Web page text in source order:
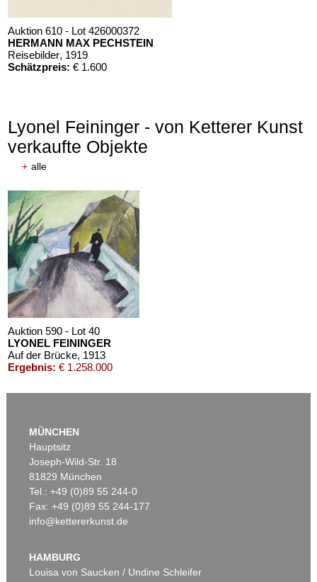
Auktion 610 - Lot 426000372
HERMANN MAX PECHSTEIN
Reisebilder, 1919
Schätzpreis: € 1.600
Lyonel Feininger - von Ketterer Kunst
verkaufte Objekte
+ alle
Auktion 590 - Lot 40
LYONEL FEININGER
Auf der Brücke, 1913
Ergebnis: € 1.258.000
Auktion 606 - Lot 20
Ergebnis:€ 903.000
MÜNCHEN
Hauptsitz
Joseph-Wild-Str. 18
81829 München
Tel.: +49 (0)89 55 244-0
Fax: +49 (0)89 55 244-177
info@kettererkunst.de
HAMBURG
Louisa von Saucken / Undine Schleifer